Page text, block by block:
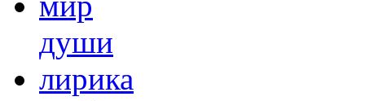
души
лирика